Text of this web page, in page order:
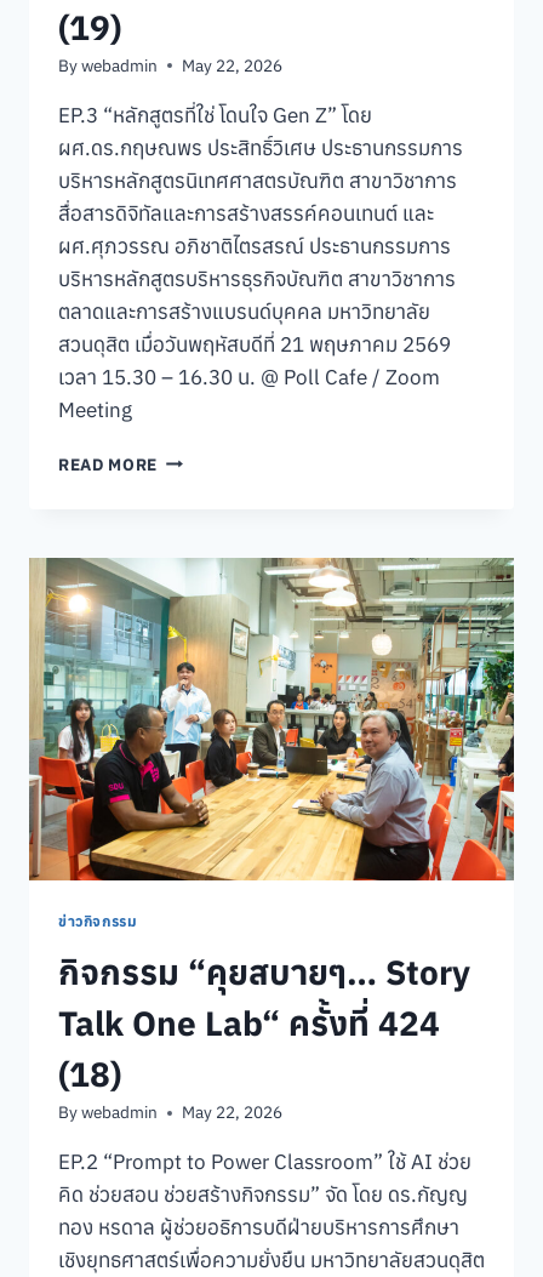
(19)
Bywebadmin May 22, 2026
EP.3 “หลักสูตรที่ใช่ โดนใจ Gen Z” โดย
ผศ.ดร.กฤษณพร ประสิทธิ์วิเศษ ประธานกรรมการ
บริหารหลักสูตรนิเทศศาสตรบัณฑิต สาขาวิชาการ
สื่อสารดิจิทัลและการสร้างสรรค์คอนเทนต์ และ
ผศ.ศุภวรรณ อภิชาติไตรสรณ์ ประธานกรรมการ
บริหารหลักสูตรบริหารธุรกิจบัณฑิต สาขาวิชาการ
ตลาดและการสร้างแบรนด์บุคคล มหาวิทยาลัย
สวนดุสิต เมื่อวันพฤหัสบดีที่ 21 พฤษภาคม 2569
เวลา 15.30 – 16.30 น. @ Poll Cafe / Zoom
Meeting
READ MORE กิจกรรม
TALK
ONE
LAB“
ครั้ง
ที่
425
(19)
ข่าวกิจกรรม
กิจกรรม “คุยสบายๆ… Story
Talk One Lab“ ครั้งที่ 424
(18)
Bywebadmin May 22, 2026
EP.2 “Prompt to Power Classroom” ใช้ AI ช่วย
คิด ช่วยสอน ช่วยสร้างกิจกรรม” จัด โดย ดร.กัญญ
ทอง หรดาล ผู้ช่วยอธิการบดีฝ่ายบริหารการศึกษา
เชิงยุทธศาสตร์เพื่อความยั่งยืน มหาวิทยาลัยสวนดุสิต